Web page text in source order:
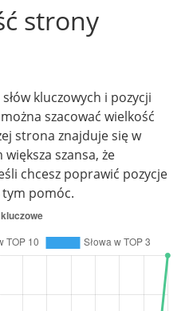
strony
kluczowych i pozycji
szacować wielkość
strona znajduje się w
szansa, że
chcesz poprawić pozycje
pomóc.